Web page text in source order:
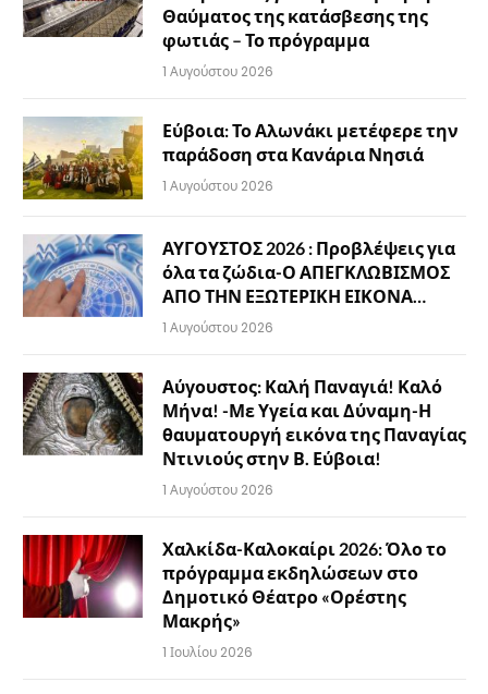
Θαύματος της κατάσβεσης της
φωτιάς – Το πρόγραμμα
1 Αυγούστου 2026
Εύβοια: Το Αλωνάκι μετέφερε την
παράδοση στα Κανάρια Νησιά
1 Αυγούστου 2026
ΑΥΓΟΥΣΤΟΣ 2026 : Προβλέψεις για
όλα τα ζώδια-Ο ΑΠΕΓΚΛΩΒΙΣΜΟΣ
ΑΠΟ ΤΗΝ ΕΞΩΤΕΡΙΚΗ ΕΙΚΟΝΑ…
1 Αυγούστου 2026
Αύγουστος: Καλή Παναγιά! Καλό
Μήνα! -Με Υγεία και Δύναμη-Η
θαυματουργή εικόνα της Παναγίας
Ντινιούς στην Β. Εύβοια!
1 Αυγούστου 2026
Χαλκίδα-Καλοκαίρι 2026: Όλο το
πρόγραμμα εκδηλώσεων στο
Δημοτικό Θέατρο «Ορέστης
Μακρής»
1 Ιουλίου 2026